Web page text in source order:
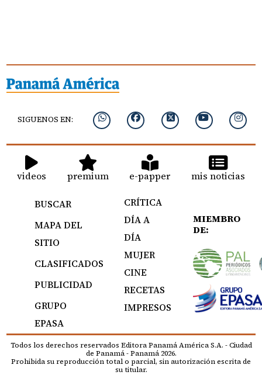
SIGUENOS EN:
videos premium e-papper mis noticias
BUSCAR
MAPA DEL
SITIO
CLASIFICADOS
PUBLICIDAD
GRUPO
EPASA
CRÍTICA
DÍA A
DÍA
MUJER
CINE
RECETAS
IMPRESOS
MIEMBRO
DE:
Todos los derechos reservados Editora Panamá América S.A. - Ciudad
de Panamá - Panamá 2026.
Prohibida su reproducción total o parcial, sin autorización escrita de
su titular.